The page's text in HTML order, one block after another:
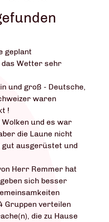
geplant
Wetter sehr
und groß - Deutsche,
waren
!
und es war
die Laune nicht
ausgerüstet und
Herr Remmer hat
sich besser
Gruppen verteilen
die zu Hause